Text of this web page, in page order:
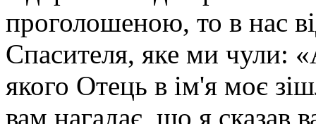
проголошеною, то в нас
Спасителя, яке ми чули:
якого Отець в ім'я моє
вам нагадає, що я сказав